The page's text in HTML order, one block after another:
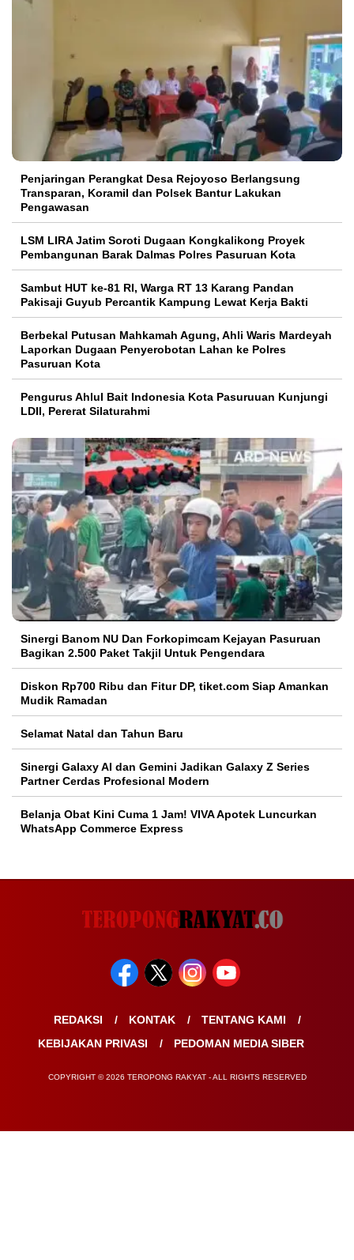
Penjaringan Perangkat Desa Rejoyoso Berlangsung
Transparan, Koramil dan Polsek Bantur Lakukan
Pengawasan
LSM LIRA Jatim Soroti Dugaan Kongkalikong Proyek
Pembangunan Barak Dalmas Polres Pasuruan Kota
Sambut HUT ke-81 RI, Warga RT 13 Karang Pandan
Pakisaji Guyub Percantik Kampung Lewat Kerja Bakti
Berbekal Putusan Mahkamah Agung, Ahli Waris Mardeyah
Laporkan Dugaan Penyerobotan Lahan ke Polres
Pasuruan Kota
Pengurus Ahlul Bait Indonesia Kota Pasuruuan Kunjungi
LDII, Pererat Silaturahmi
Sinergi Banom NU Dan Forkopimcam Kejayan Pasuruan
Bagikan 2.500 Paket Takjil Untuk Pengendara
Diskon Rp700 Ribu dan Fitur DP, tiket.com Siap Amankan
Mudik Ramadan
Selamat Natal dan Tahun Baru
Sinergi Galaxy AI dan Gemini Jadikan Galaxy Z Series
Partner Cerdas Profesional Modern
Belanja Obat Kini Cuma 1 Jam! VIVA Apotek Luncurkan
WhatsApp Commerce Express
REDAKSI KONTAK
TENTANG KAMI
KEBIJAKAN PRIVASI
PEDOMAN MEDIA SIBER
COPYRIGHT © 2026 TEROPONG RAKYAT - ALL RIGHTS RESERVED